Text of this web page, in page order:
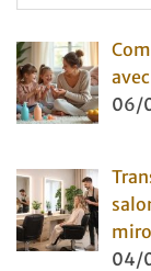
06/
04/